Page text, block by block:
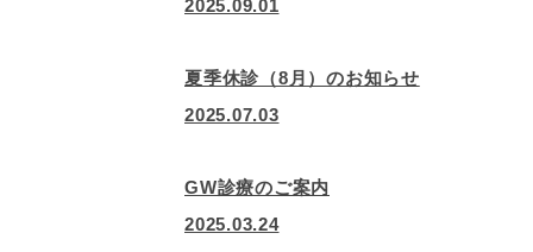
2025.09.01
夏季休診（8月）のお知らせ
2025.07.03
GW診療のご案内
2025.03.24